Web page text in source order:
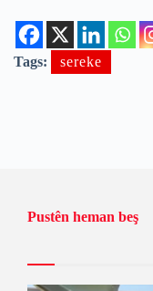
Tags: sereke
Pustên heman beş